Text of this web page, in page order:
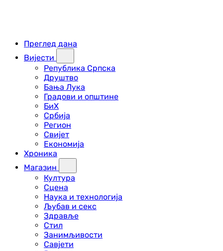
Преглед дана
Вијести
Република Српска
Друштво
Бања Лука
Градови и општине
БиХ
Србија
Регион
Свијет
Економија
Хроника
Магазин
Култура
Сцена
Наука и технологија
Љубав и секс
Здравље
Стил
Занимљивости
Савјети